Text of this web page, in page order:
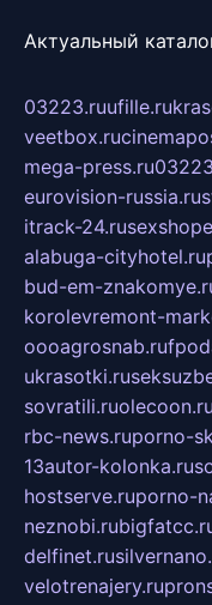
Актуальный
03223.ruufille.ru
veetbox.ru
mega-press.ru
eurovision-russia.ru
itrack-24.ru
alabuga-cityhotel.ru
bud-em-
korolevremont-
oooagrosnab.ru
ukrasotki.ru
sovratili.ruolecoon.ru
rbc-news.ruporno-
13autor-kolonka.ru
hostserve.ruporno-
neznobi.ru
delfinet.ru
velotrenajery.ru